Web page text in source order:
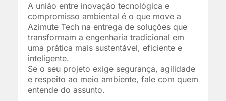
A união entre inovação tecnológica e
compromisso ambiental é o que move a
Azimute Tech na entrega de soluções que
transformam a engenharia tradicional em
uma prática mais sustentável, eficiente e
inteligente.
Se o seu projeto exige segurança, agilidade
e respeito ao meio ambiente, fale com quem
entende do assunto.